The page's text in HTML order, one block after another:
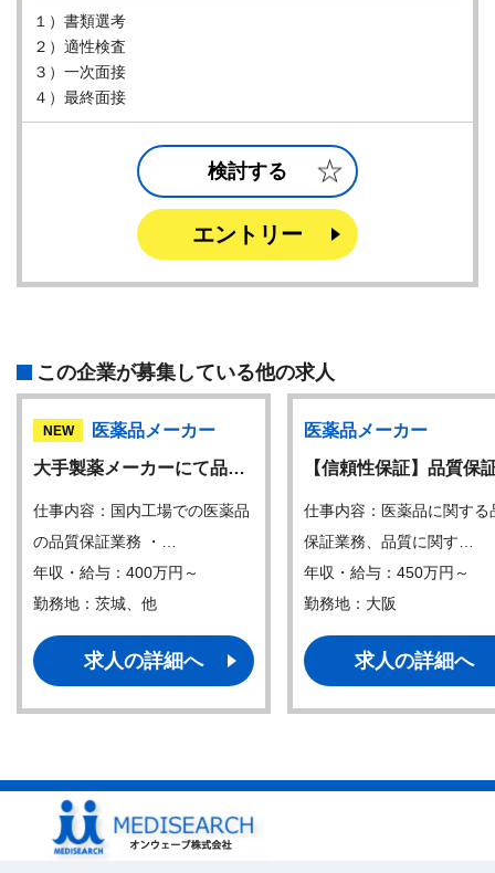
１）書類選考
２）適性検査
３）一次面接
４）最終面接
検討する
エントリー
この企業が募集している他の求人
NEW
医薬品メーカー
大手製薬メーカーにて品…
仕事内容：国内工場での医薬品
の品質保証業務 ・…
年収・給与：400万円～
勤務地：茨城、他
求人の詳細へ
医薬品メーカー
【信頼性保証】品質保
仕事内容：医薬品に関する
保証業務、品質に関す…
年収・給与：450万円～
勤務地：大阪
求人の詳細へ